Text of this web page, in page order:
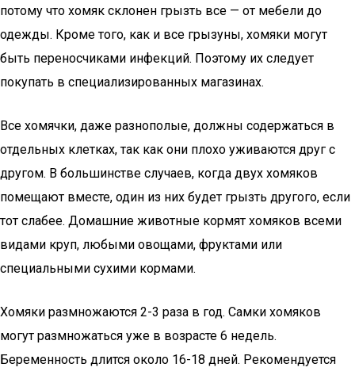
потому что хомяк склонен грызть все — от мебели до
одежды. Кроме того, как и все грызуны, хомяки могут
быть переносчиками инфекций. Поэтому их следует
покупать в специализированных магазинах.
Все хомячки, даже разнополые, должны содержаться в
отдельных клетках, так как они плохо уживаются друг с
другом. В большинстве случаев, когда двух хомяков
помещают вместе, один из них будет грызть другого, если
тот слабее. Домашние животные кормят хомяков всеми
видами круп, любыми овощами, фруктами или
специальными сухими кормами.
Хомяки размножаются 2-3 раза в год. Самки хомяков
могут размножаться уже в возрасте 6 недель.
Беременность длится около 16-18 дней. Рекомендуется